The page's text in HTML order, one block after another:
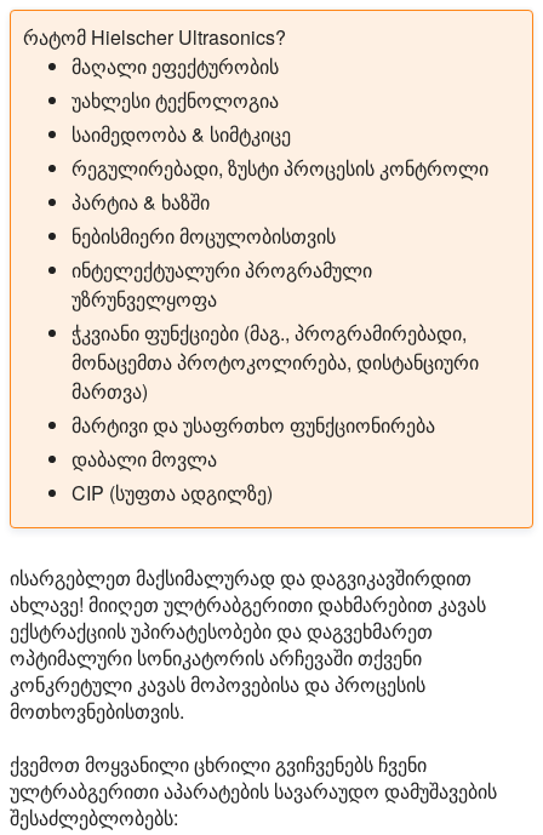
რატომ Hielscher Ultrasonics?
მაღალი ეფექტურობის
უახლესი ტექნოლოგია
საიმედოობა & სიმტკიცე
რეგულირებადი, ზუსტი პროცესის კონტროლი
პარტია & ხაზში
ნებისმიერი მოცულობისთვის
ინტელექტუალური პროგრამული
უზრუნველყოფა
ჭკვიანი ფუნქციები (მაგ., პროგრამირებადი,
მონაცემთა პროტოკოლირება, დისტანციური
მართვა)
მარტივი და უსაფრთხო ფუნქციონირება
დაბალი მოვლა
CIP (სუფთა ადგილზე)
ისარგებლეთ მაქსიმალურად და დაგვიკავშირდით
ახლავე! მიიღეთ ულტრაბგერითი დახმარებით კავას
ექსტრაქციის უპირატესობები და დაგვეხმარეთ
ოპტიმალური სონიკატორის არჩევაში თქვენი
კონკრეტული კავას მოპოვებისა და პროცესის
მოთხოვნებისთვის.
ქვემოთ მოყვანილი ცხრილი გვიჩვენებს ჩვენი
ულტრაბგერითი აპარატების სავარაუდო დამუშავების
შესაძლებლობებს: